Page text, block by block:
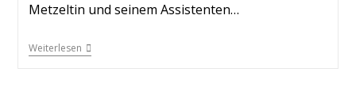
Metzeltin und seinem Assistenten…
Weiterlesen